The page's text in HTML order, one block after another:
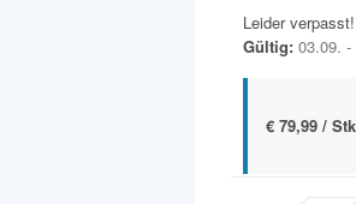
Leider verpasst!
Gültig: 03.09. -
€ 79,99 /